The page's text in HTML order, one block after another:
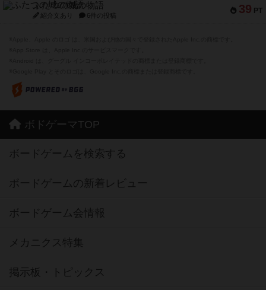
39 PT
ふたつの城の物語
紹介文あり 6件の投稿
ボドゲーマTOP
ボードゲームを検索する
ボードゲームの新着レビュー
ボードゲーム会情報
メカニクス特集
掲示板・トピックス